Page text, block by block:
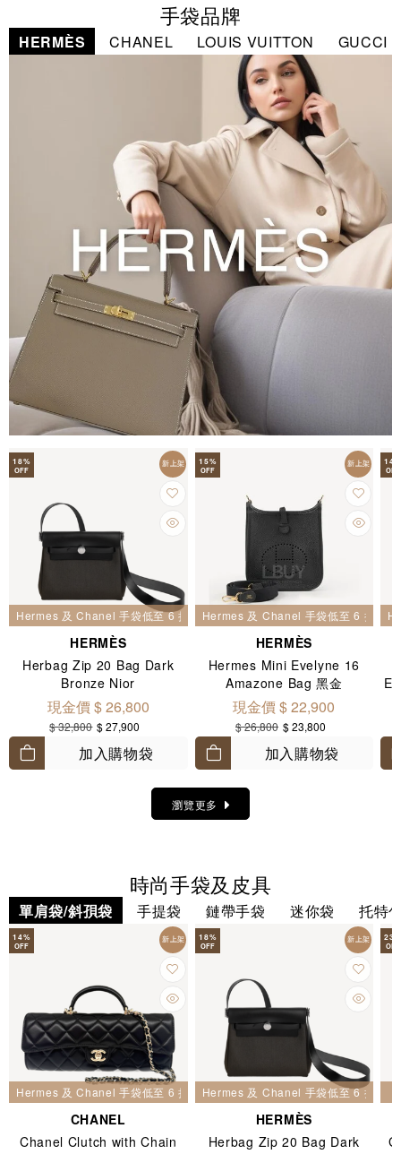
手袋品牌
HERMÈS CHANEL LOUIS VUITTON GUCCI
18%
OFF
新上架
Hermes 及 Chanel 手袋低至 6 折
HERMÈS
Herbag Zip 20 Bag Dark
Bronze Nior
現金價 $ 26,800
$ 32,800 $ 27,900
加入購物袋
15%
OFF
新上架
Hermes 及 Chanel 手袋低至 6 折
HERMÈS
Hermes Mini Evelyne 16
Amazone Bag 黑金
現金價 $ 22,900
$ 26,800 $ 23,800
加入購物袋
14
OFF
瀏覽更多
時尚手袋及皮具
單肩袋/斜孭袋 手提袋 鏈帶手袋 迷你袋 托特
14%
OFF
新上架
Hermes 及 Chanel 手袋低至 6 折
CHANEL
Chanel Clutch with Chain
18%
OFF
新上架
Hermes 及 Chanel 手袋低至 6 折
HERMÈS
Herbag Zip 20 Bag Dark
23
OFF